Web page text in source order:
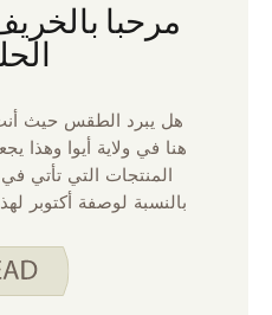
مرحبا
هل يبرد الطقس حيث
هنا في ولاية أيوا وهذا
المنتجات التي تأتي
بالنسبة لوصفة أكتوبر
من أنه يمكننا الحصول
محل البقالة على مدار